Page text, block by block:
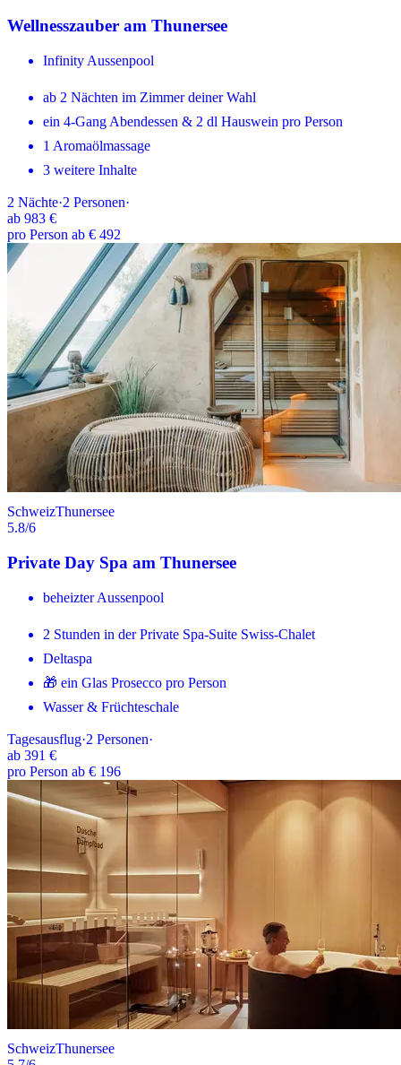
Wellnesszauber am Thunersee
Infinity Aussenpool
ab 2 Nächten im Zimmer deiner Wahl
ein 4-Gang Abendessen & 2 dl Hauswein pro Person
1 Aromaölmassage
3 weitere Inhalte
2 Nächte·2 Personen·
ab 983 €
pro Person ab € 492
SchweizThunersee
5.8/6
Private Day Spa am Thunersee
beheizter Aussenpool
2 Stunden in der Private Spa-Suite Swiss-Chalet
Deltaspa
🎁 ein Glas Prosecco pro Person
Wasser & Früchteschale
Tagesausflug·2 Personen·
ab 391 €
pro Person ab € 196
SchweizThunersee